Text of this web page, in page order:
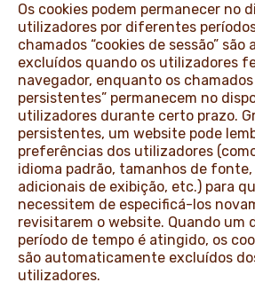
Os cookies podem permanecer no
utilizadores por diferentes
chamados “cookies de sessão”
excluídos quando os utilizadores
navegador, enquanto os chamados
persistentes” permanecem no
utilizadores durante certo prazo.
persistentes, um website pode
preferências dos utilizadores
idioma padrão, tamanhos de
adicionais de exibição, etc.) para
necessitem de especificá-los
revisitarem o website. Quando um
período de tempo é atingido, os
são automaticamente excluídos
utilizadores.